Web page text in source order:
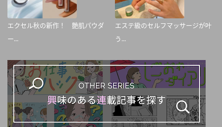
エクセル秋の新作！ 艶肌パウダ
ー...
エステ級のセルフマッサージが叶
う...